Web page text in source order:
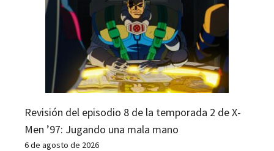
Revisión del episodio 8 de la temporada 2 de X-
Men ’97: Jugando una mala mano
6 de agosto de 2026